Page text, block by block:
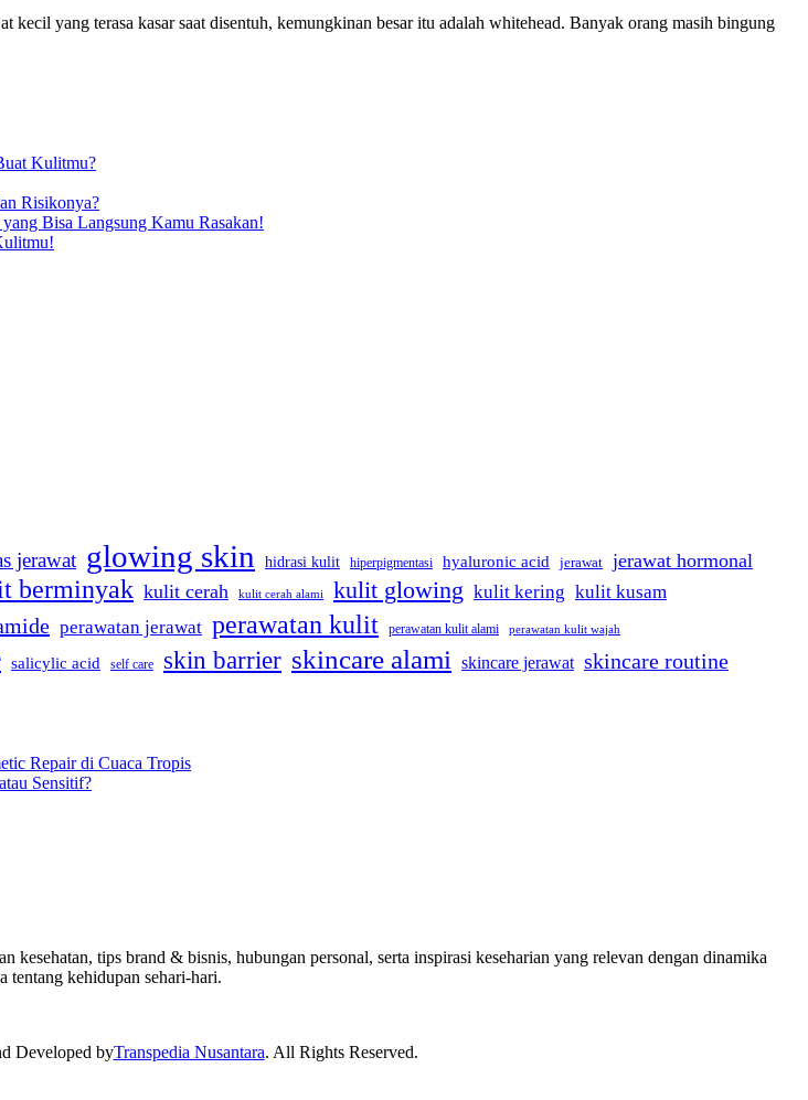
yang terasa kasar saat disentuh, kemungkinan besar itu adalah whitehead. Banyak orang masih bingung
Kulitmu?
Risikonya?
Bisa Langsung Kamu Rasakan!
jerawat glowing skin hidrasi kulit hiperpigmentasi hyaluronic acid jerawat jerawat hormonal
berminyak kulit cerah kulit cerah alami kulit glowing kulit kering kulit kusam
perawatan jerawat perawatan kulit perawatan kulit alami perawatan kulit wajah
salicylic acid self care skin barrier skincare alami skincare jerawat skincare routine
Repair di Cuaca Tropis
Sensitif?
tips brand & bisnis, hubungan personal, serta inspirasi keseharian yang relevan dengan dinamika
tentang kehidupan sehari-hari.
Developed byTranspedia Nusantara. All Rights Reserved.